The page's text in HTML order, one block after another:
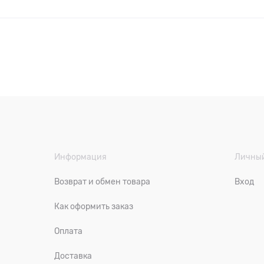
Информация
Возврат и обмен товара
Как оформить заказ
Оплата
Доставка
Вход